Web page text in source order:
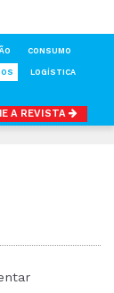
CONSUMO
LOGÍSTICA
A REVISTA